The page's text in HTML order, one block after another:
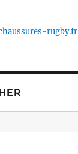
rugby.fr